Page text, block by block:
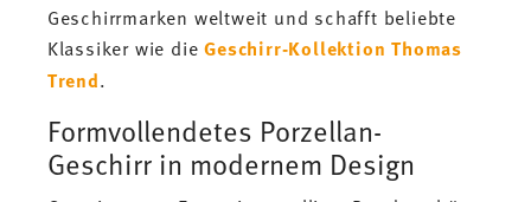
Geschirrmarken weltweit und schafft beliebte
Klassiker wie dieGeschirr-Kollektion Thomas
Trend.
Formvollendetes Porzellan-
Geschirr in modernem Design